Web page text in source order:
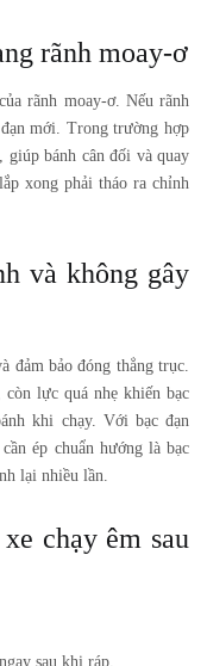
rãnh moay-ơ
rãnh moay-ơ. Nếu rãnh
mới. Trong trường hợp
giúp bánh cân đối và quay
xong phải tháo ra chỉnh
và không gây
đảm bảo đóng thẳng trục.
lực quá nhẹ khiến bạc
khi chạy. Với bạc đạn
ép chuẩn hướng là bạc
lại nhiều lần.
chạy êm sau
sau khi ráp.